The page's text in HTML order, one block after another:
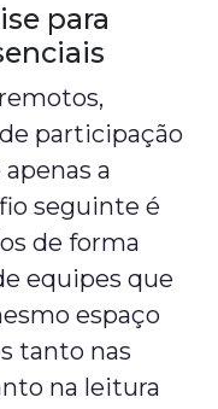
para
participação
a
seguinte é
de forma
equipes que
espaço
tanto nas
na leitura